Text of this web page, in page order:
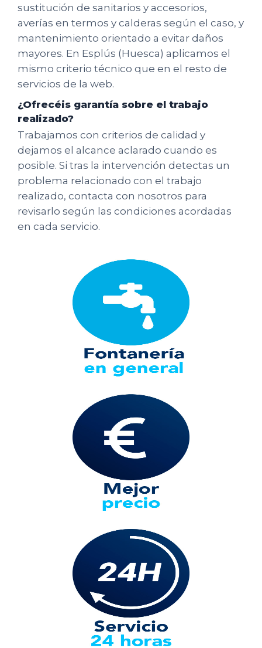
sustitución de sanitarios y accesorios,
averías en termos y calderas según el caso, y
mantenimiento orientado a evitar daños
mayores. En Esplús (Huesca) aplicamos el
mismo criterio técnico que en el resto de
servicios de la web.
¿Ofrecéis garantía sobre el trabajo
realizado?
Trabajamos con criterios de calidad y
dejamos el alcance aclarado cuando es
posible. Si tras la intervención detectas un
problema relacionado con el trabajo
realizado, contacta con nosotros para
revisarlo según las condiciones acordadas
en cada servicio.